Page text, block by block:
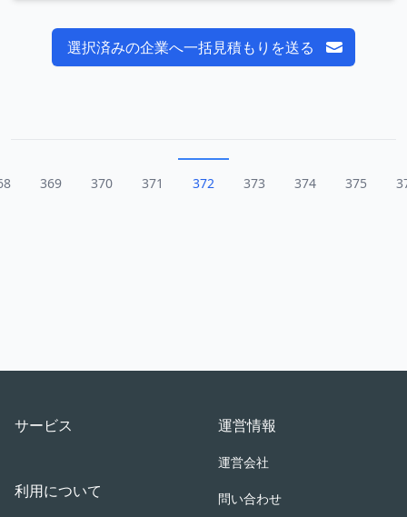
選択済みの企業へ一括見積もりを送る
369 370 371 372 373 374 375
サービス
利用について
運営情報
運営会社
問い合わせ